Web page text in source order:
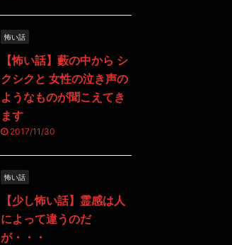
怖い話
【怖い話】藪の中から シ
クシクと 女性の泣き声の
ようなものが聞こえてき
ます
2017/11/30
怖い話
【少し怖い話】霊感は人
によって違うのだ
が・・・